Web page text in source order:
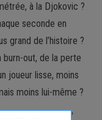
à la Djokovic ?
seconde en
grand de l’histoire ?
burn-out, de la perte
joueur lisse, moins
moins lui-même ?
propre chemin ?